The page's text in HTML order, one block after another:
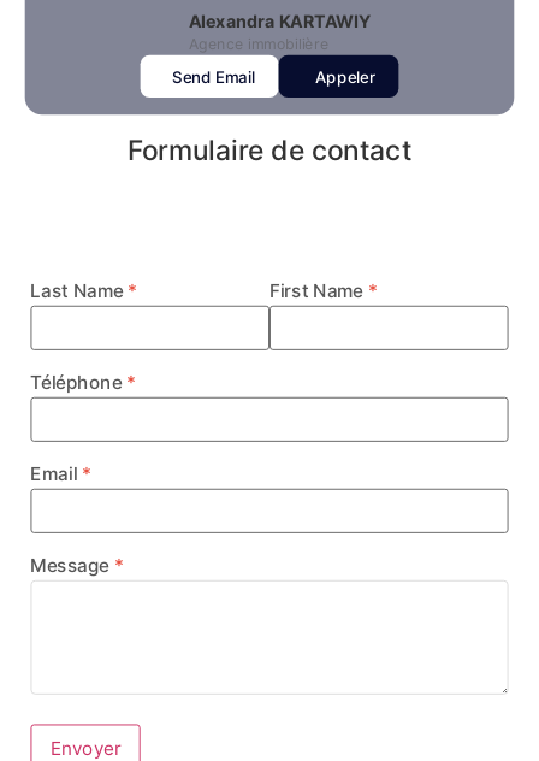
Alexandra KARTAWIY
Agence immobilière
Send Email Appeler
Formulaire de contact
Last Name First Name
Téléphone
Email
Message
Envoyer